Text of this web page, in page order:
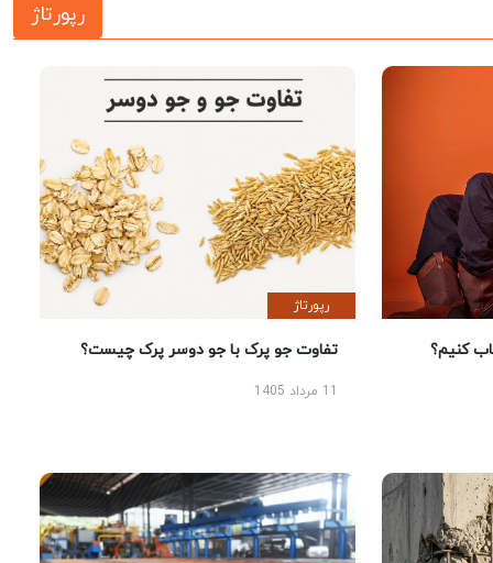
رپورتاژ
کنیم؟
رپورتاژ
تفاوت جو پرک با جو دوسر پرک چیست؟